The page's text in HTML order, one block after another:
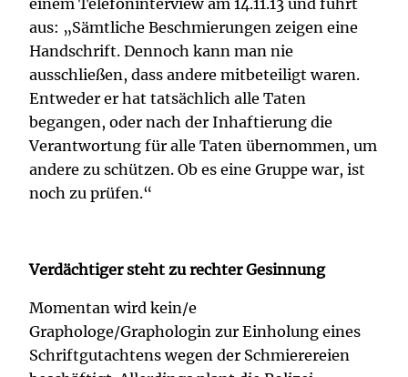
aus: „Sämtliche Beschmierungen zeigen eine
Handschrift. Dennoch kann man nie
ausschließen, dass andere mitbeteiligt waren.
Entweder er hat tatsächlich alle Taten
begangen, oder nach der Inhaftierung die
Verantwortung für alle Taten übernommen, um
andere zu schützen. Ob es eine Gruppe war, ist
noch zu prüfen.“
Verdächtiger steht zu rechter Gesinnung
Momentan wird kein/e
Graphologe/Graphologin zur Einholung eines
Schriftgutachtens wegen der Schmierereien